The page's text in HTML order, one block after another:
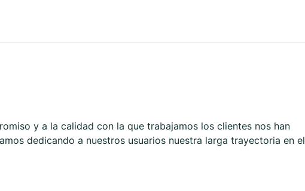
y a la calidad con la que trabajamos los clientes nos han
dedicando a nuestros usuarios nuestra larga trayectoria en el